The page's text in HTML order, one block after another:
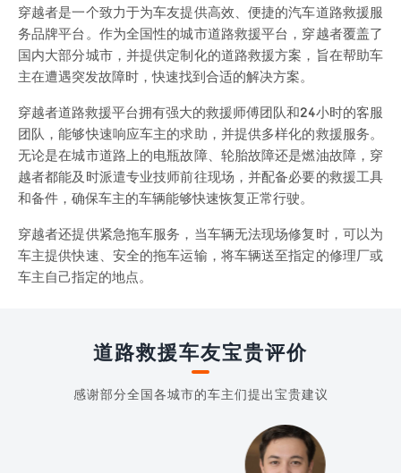
穿越者是一个致力于为车友提供高效、便捷的汽车道路救援服
务品牌平台。作为全国性的城市道路救援平台，穿越者覆盖了
国内大部分城市，并提供定制化的道路救援方案，旨在帮助车
主在遭遇突发故障时，快速找到合适的解决方案。
穿越者道路救援平台拥有强大的救援师傅团队和24小时的客服
团队，能够快速响应车主的求助，并提供多样化的救援服务。
无论是在城市道路上的电瓶故障、轮胎故障还是燃油故障，穿
越者都能及时派遣专业技师前往现场，并配备必要的救援工具
和备件，确保车主的车辆能够快速恢复正常行驶。
穿越者还提供紧急拖车服务，当车辆无法现场修复时，可以为
车主提供快速、安全的拖车运输，将车辆送至指定的修理厂或
车主自己指定的地点。
道路救援车友宝贵评价
感谢部分全国各城市的车主们提出宝贵建议